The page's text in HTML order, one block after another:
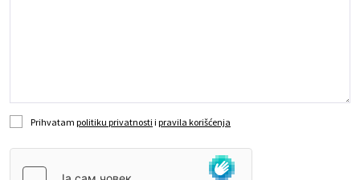
Prihvatam politiku privatnosti i pravila korišćenja